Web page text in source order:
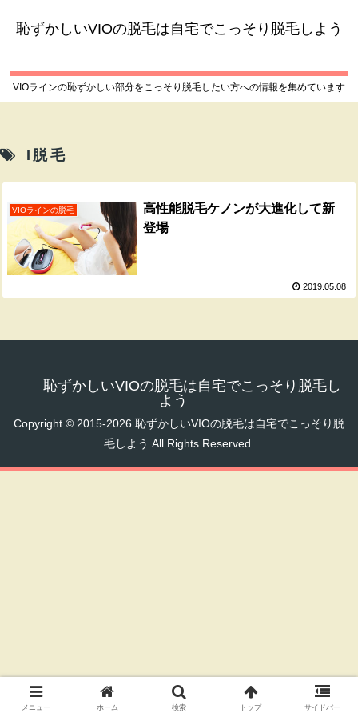
恥ずかしいVIOの脱毛は自宅でこっそり脱毛しよう
VIOラインの恥ずかしい部分をこっそり脱毛したい方への情報を集めています
I脱毛
VIOラインの脱毛
高性能脱毛ケノンが大進化して新
登場
2019.05.08
恥ずかしいVIOの脱毛は自宅でこっそり脱毛し
よう
Copyright © 2015-2026 恥ずかしいVIOの脱毛は自宅でこっそり脱
毛しよう All Rights Reserved.
メニュー ホーム 検索 トップ サイドバー